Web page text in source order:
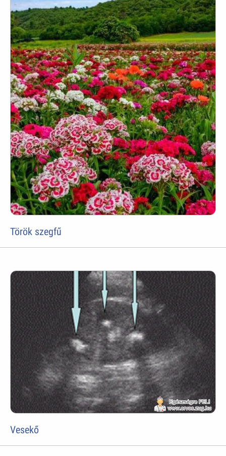
Török szegfű
Vesekő